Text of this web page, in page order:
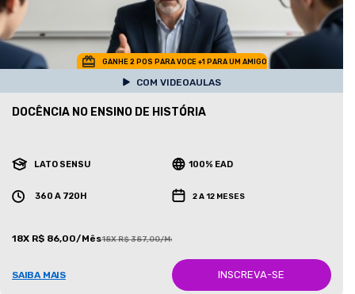
GANHE 2 POS PARA VOCE +1 PARA UM AMIGO
COM VIDEOAULAS
DOCÊNCIA NO ENSINO DE HISTÓRIA
LATO SENSU 100% EAD
360 A 720H 2 A 12 MESES
18X R$ 86,00/Mês18X R$ 387,00/Mês
SAIBA MAIS INSCREVA-SE